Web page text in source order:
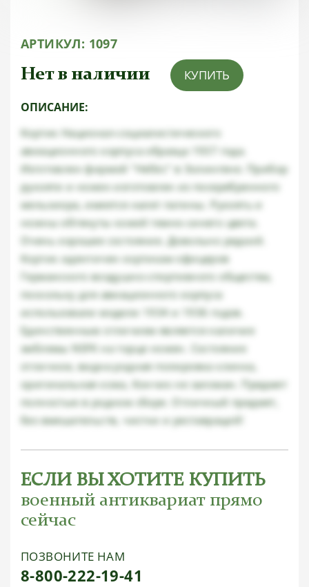
АРТИКУЛ: 1097
Нет в наличии КУПИТЬ
ОПИСАНИЕ:
Кортик Национал-социалистического
авиационного корпуса образца 1937 года.
Изготовлен фирмой "Helbic" в Золингене. Прибор
рукояти и ножен изготовлен из посеребренного
мельхиора, имеется налет патины. Рукоять и
ножны обтянуты кожей темно-синего цвета.
Очень хорошее состояние. Довольно редкий.
Кортик идентичен кортикам офицеров
Германского воздушно-спортивного общества,
поскольку для авиационного корпуса
использовали модели 1934 и 1936 годов.
Единственным отличием является наличие
эмблемы NSFK на торце ножен. Состояние
отличное, видна родная полировка клинка,
оригинальная кожа, Кончик не заломан. Предмет
полностью в родном сборе. Отличный предмет,
без вмешательств, чистки и реставраций!
ЕСЛИ ВЫ ХОТИТЕ КУПИТЬ
военный антиквариат прямо
сейчас
ПОЗВОНИТЕ НАМ
8-800-222-19-41